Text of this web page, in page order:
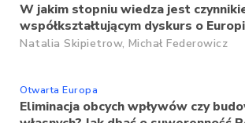
W jakim stopniu wiedza jest
współkształtującym dyskurs o
Natalia Skipietrow, Michał Federowicz
Otwarta Europa
Eliminacja obcych wpływów czy